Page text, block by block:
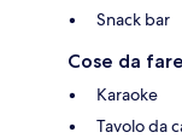
Snack bar
Cose da fare
Karaoke
Tavolo da